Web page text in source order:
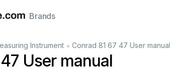
Français
Brands
Instrument • Conrad 81 67 47 User manual
User manual